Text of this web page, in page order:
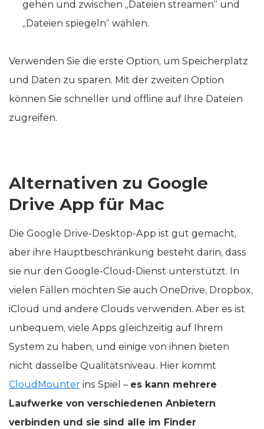
gehen und zwischen „Dateien streamen“ und
„Dateien spiegeln“ wählen.
Verwenden Sie die erste Option, um Speicherplatz
und Daten zu sparen. Mit der zweiten Option
können Sie schneller und offline auf Ihre Dateien
zugreifen.
Alternativen zu Google
Drive App für Mac
Die Google Drive-Desktop-App ist gut gemacht,
aber ihre Hauptbeschränkung besteht darin, dass
sie nur den Google-Cloud-Dienst unterstützt. In
vielen Fällen möchten Sie auch OneDrive, Dropbox,
iCloud und andere Clouds verwenden. Aber es ist
unbequem, viele Apps gleichzeitig auf Ihrem
System zu haben, und einige von ihnen bieten
nicht dasselbe Qualitätsniveau. Hier kommt
CloudMounter ins Spiel – es kann mehrere
Laufwerke von verschiedenen Anbietern
verbinden und sie sind alle im Finder